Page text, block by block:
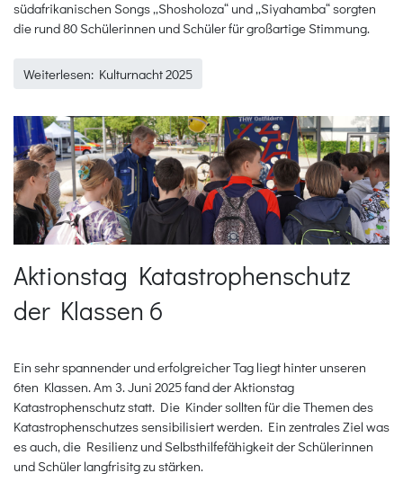
südafrikanischen Songs „Shosholoza“ und „Siyahamba“ sorgten
die rund 80 Schülerinnen und Schüler für großartige Stimmung.
Weiterlesen: Kulturnacht 2025
Aktionstag Katastrophenschutz
der Klassen 6
Ein sehr spannender und erfolgreicher Tag liegt hinter unseren
6ten Klassen. Am 3. Juni 2025 fand der Aktionstag
Katastrophenschutz statt. Die Kinder sollten für die Themen des
Katastrophenschutzes sensibilisiert werden. Ein zentrales Ziel was
es auch, die Resilienz und Selbsthilfefähigkeit der Schülerinnen
und Schüler langfrisitg zu stärken.